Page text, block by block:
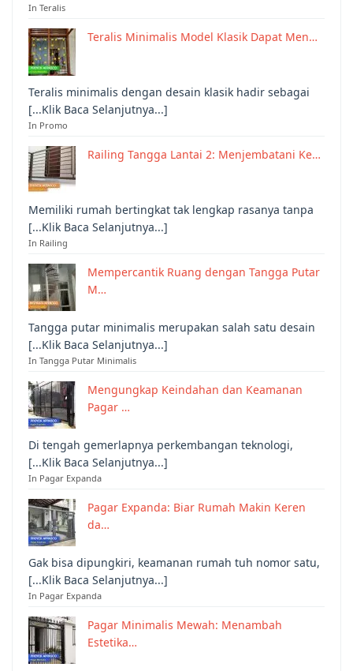
In Teralis
Teralis Minimalis Model Klasik Dapat Men…
Teralis minimalis dengan desain klasik hadir sebagai
[...Klik Baca Selanjutnya...]
In Promo
Railing Tangga Lantai 2: Menjembatani Ke…
Memiliki rumah bertingkat tak lengkap rasanya tanpa
[...Klik Baca Selanjutnya...]
In Railing
Mempercantik Ruang dengan Tangga Putar
M…
Tangga putar minimalis merupakan salah satu desain
[...Klik Baca Selanjutnya...]
In Tangga Putar Minimalis
Mengungkap Keindahan dan Keamanan
Pagar …
Di tengah gemerlapnya perkembangan teknologi,
[...Klik Baca Selanjutnya...]
In Pagar Expanda
Pagar Expanda: Biar Rumah Makin Keren
da…
Gak bisa dipungkiri, keamanan rumah tuh nomor satu,
[...Klik Baca Selanjutnya...]
In Pagar Expanda
Pagar Minimalis Mewah: Menambah
Estetika…